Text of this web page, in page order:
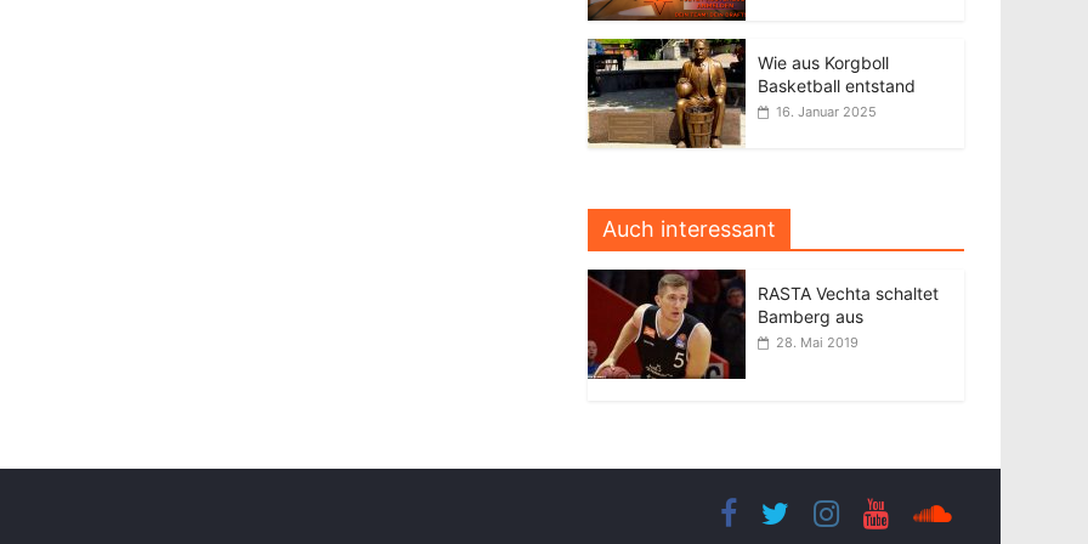
Wie aus Korgboll
Basketball entstand
16. Januar 2025
Auch interessant
RASTA Vechta schaltet
Bamberg aus
28. Mai 2019